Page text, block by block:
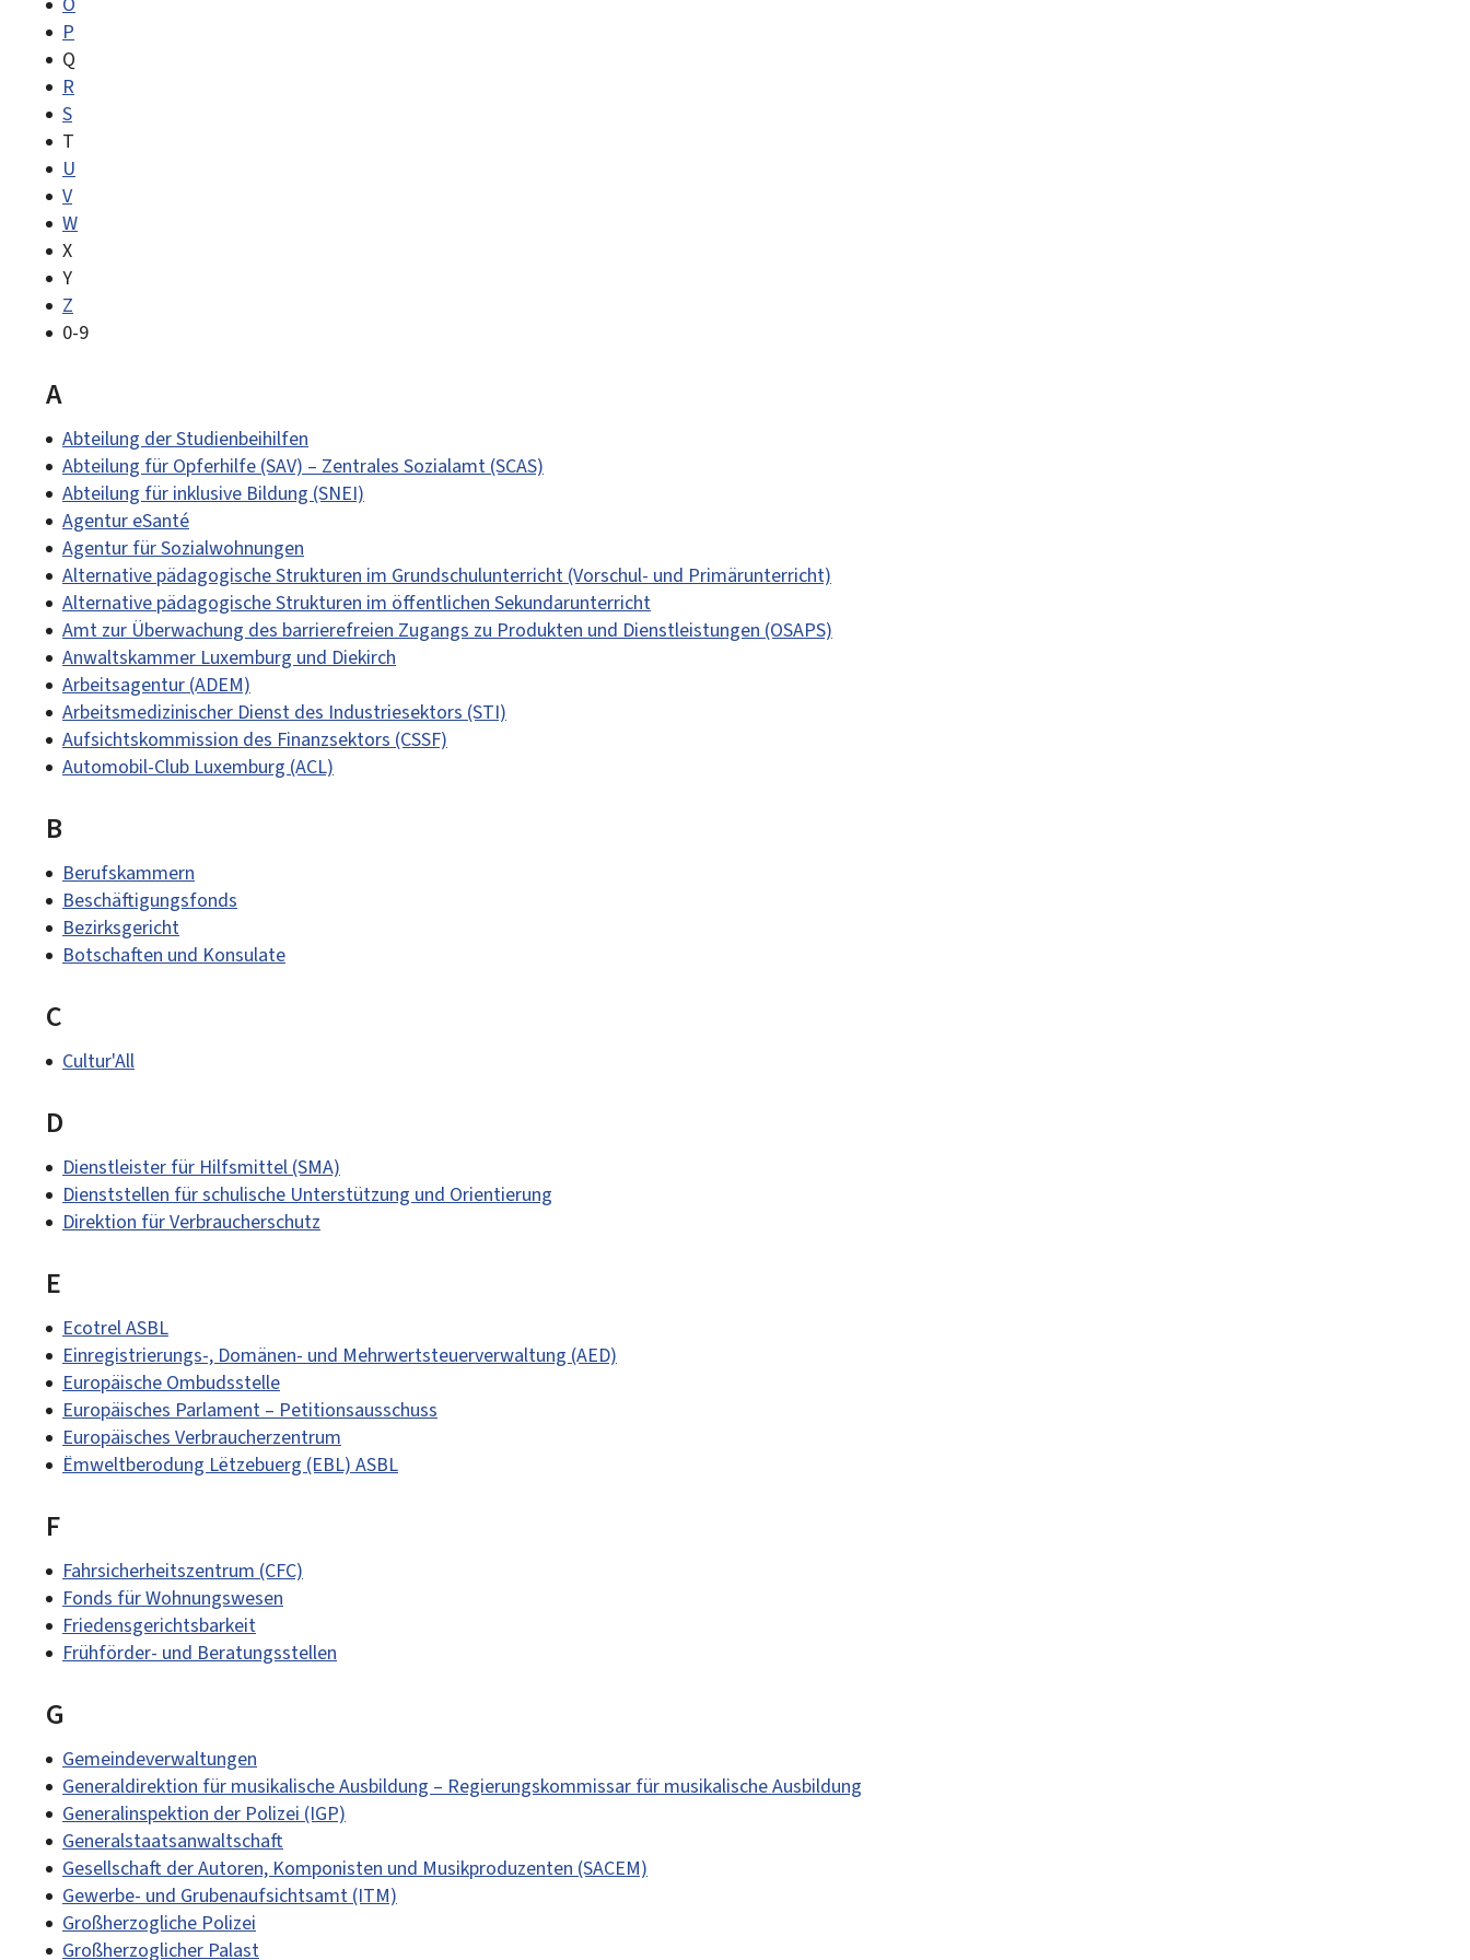
P
Q
R
S
T
U
V
W
X
Y
Z
0-9
A
Abteilung der Studienbeihilfen
Abteilung für Opferhilfe (SAV) – Zentrales Sozialamt (SCAS)
Abteilung für inklusive Bildung (SNEI)
Agentur eSanté
Agentur für Sozialwohnungen
Alternative pädagogische Strukturen im Grundschulunterricht (Vorschul- und Primärunterricht)
Alternative pädagogische Strukturen im öffentlichen Sekundarunterricht
Amt zur Überwachung des barrierefreien Zugangs zu Produkten und Dienstleistungen (OSAPS)
Anwaltskammer Luxemburg und Diekirch
Arbeitsagentur (ADEM)
Arbeitsmedizinischer Dienst des Industriesektors (STI)
Aufsichtskommission des Finanzsektors (CSSF)
Automobil-Club Luxemburg (ACL)
B
Berufskammern
Beschäftigungsfonds
Bezirksgericht
Botschaften und Konsulate
C
Cultur'All
D
Dienstleister für Hilfsmittel (SMA)
Dienststellen für schulische Unterstützung und Orientierung
Direktion für Verbraucherschutz
E
Ecotrel ASBL
Einregistrierungs-, Domänen- und Mehrwertsteuerverwaltung (AED)
Europäische Ombudsstelle
Europäisches Parlament – Petitionsausschuss
Europäisches Verbraucherzentrum
Ëmweltberodung Lëtzebuerg (EBL) ASBL
F
Fahrsicherheitszentrum (CFC)
Fonds für Wohnungswesen
Friedensgerichtsbarkeit
Frühförder- und Beratungsstellen
G
Gemeindeverwaltungen
Generaldirektion für musikalische Ausbildung – Regierungskommissar für musikalische Ausbildung
Generalinspektion der Polizei (IGP)
Generalstaatsanwaltschaft
Gesellschaft der Autoren, Komponisten und Musikproduzenten (SACEM)
Gewerbe- und Grubenaufsichtsamt (ITM)
Großherzogliche Polizei
Großherzoglicher Palast